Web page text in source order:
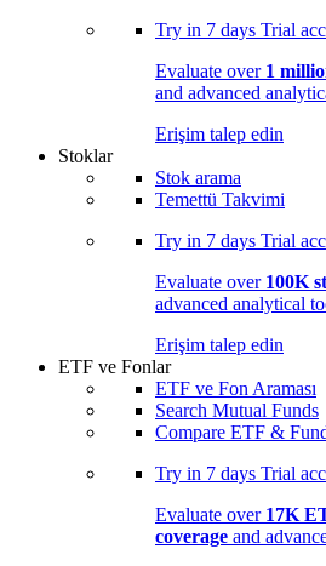
Try in 7 days Trial
Evaluate over 1
and advanced
Erişim talep edin
Stoklar
Stok arama
Temettü Takvimi
Try in 7 days Trial
Evaluate over 100K
advanced analytical
Erişim talep edin
ETF ve Fonlar
ETF ve Fon Araması
Search Mutual Funds
Compare ETF &
Try in 7 days Trial
Evaluate over 17K
coverage and